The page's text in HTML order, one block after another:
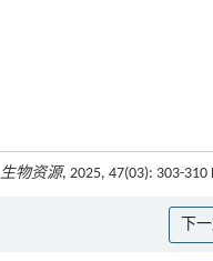
生物资源, 2025, 47(03): 303-
下